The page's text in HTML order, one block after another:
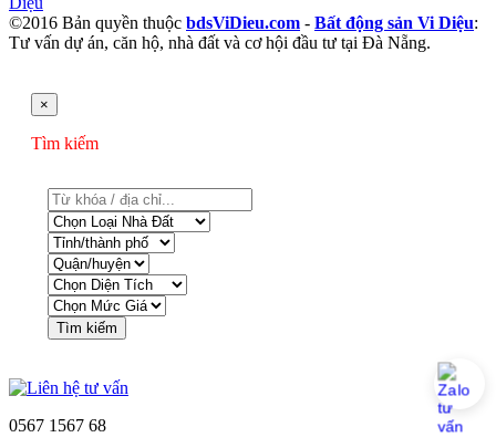
©2016 Bản quyền thuộc bdsViDieu.com - Bất động sản Vi Diệu:
Tư vấn dự án, căn hộ, nhà đất và cơ hội đầu tư tại Đà Nẵng.
×
Tìm kiếm
Tìm kiếm
0567 1567 68